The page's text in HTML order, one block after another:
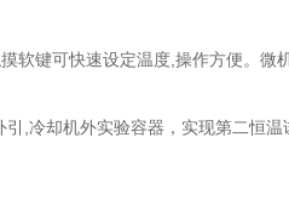
软键可快速设定温度,操作方便。微
,冷却机外实验容器，实现第二恒温